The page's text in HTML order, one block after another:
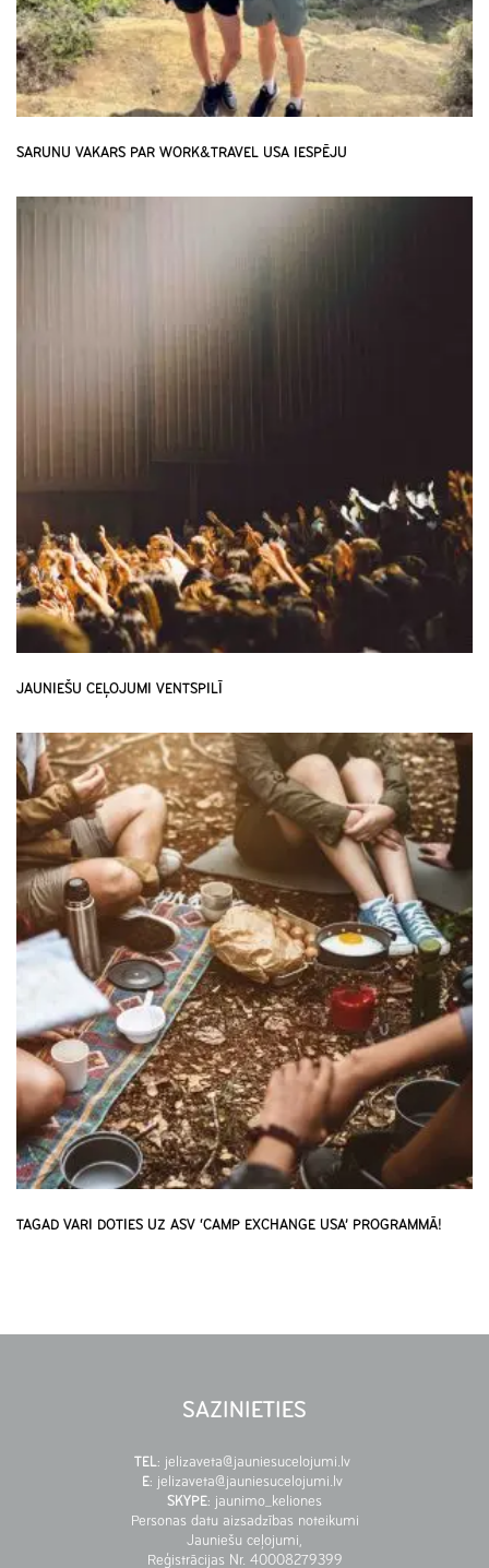
SARUNU VAKARS PAR WORK&TRAVEL USA IESPĒJU
JAUNIEŠU CEĻOJUMI VENTSPILĪ
TAGAD VARI DOTIES UZ ASV ‘CAMP EXCHANGE USA’ PROGRAMMĀ!
SAZINIETIES
TEL: jelizaveta@jauniesucelojumi.lv
E: jelizaveta@jauniesucelojumi.lv
SKYPE: jaunimo_keliones
Personas datu aizsadzības noteikumi
Jauniešu ceļojumi,
Reģistrācijas Nr. 40008279399